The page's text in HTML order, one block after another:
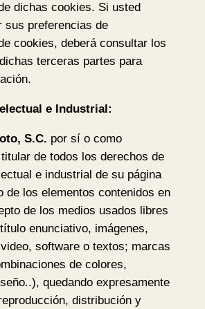
dichas cookies. Si usted
sus preferencias de
cookies, deberá consultar los
terceras partes para
e Industrial:
S.C. por sí o como
de todos los derechos de
e industrial de su página
de los elementos contenidos en
de los medios usados libres
enunciativo, imágenes,
software o textos; marcas
de colores,
quedando expresamente
distribución y